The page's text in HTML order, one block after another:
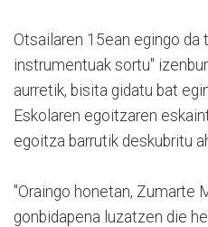
Otsailaren 15ean egingo da
instrumentuak sortu"
aurretik, bisita gidatu bat
Eskolaren egoitzaren
egoitza barrutik deskubritu
"Oraingo honetan, Zumarte
gonbidapena luzatzen die